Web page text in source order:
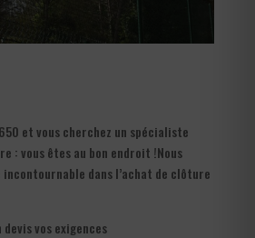
et vous cherchez un spécialiste
: vous êtes au bon endroit !Nous
dans l’achat de clôture
vos exigences